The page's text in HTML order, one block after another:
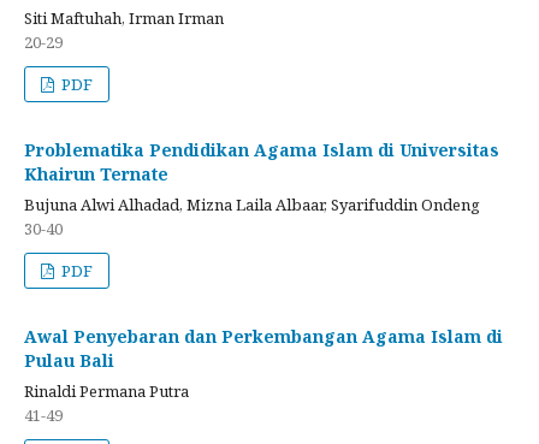
Siti Maftuhah, Irman Irman
20-29
PDF
Problematika Pendidikan Agama Islam di Universitas
Khairun Ternate
Bujuna Alwi Alhadad, Mizna Laila Albaar, Syarifuddin Ondeng
30-40
PDF
Awal Penyebaran dan Perkembangan Agama Islam di
Pulau Bali
Rinaldi Permana Putra
41-49